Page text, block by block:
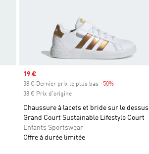
Prix soldé
19 €
38 € Dernier prix le plus bas -50%Rabais
38 € Prix d'origine
Chaussure à lacets et bride sur le dessus
Grand Court Sustainable Lifestyle Court
Enfants Sportswear
Offre à durée limitée